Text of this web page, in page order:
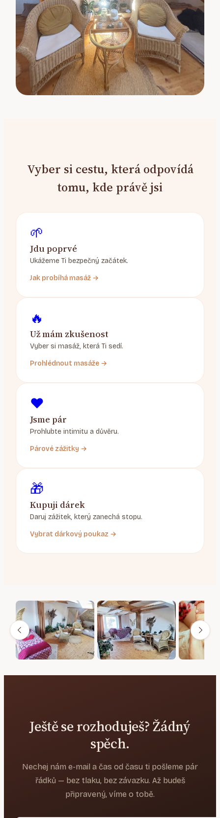
Vyber si cestu, která odpovídá
tomu, kde právě jsi
🌱
Jdu poprvé
Ukážeme Ti bezpečný začátek.
Jak probíhá masáž →
🔥
Už mám zkušenost
Vyber si masáž, která Ti sedí.
Prohlédnout masáže →
❤️
Jsme pár
Prohlubte intimitu a důvěru.
Párové zážitky →
🎁
Kupuji dárek
Daruj zážitek, který zanechá stopu.
Vybrat dárkový poukaz →
Ještě se rozhoduješ? Žádný
spěch.
Nechej nám e-mail a čas od času ti pošleme pár
řádků — bez tlaku, bez závazku. Až budeš
připravený, víme o tobě.